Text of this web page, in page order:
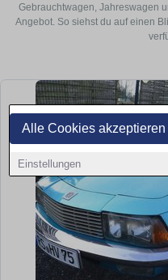
Alle Cookies akzeptieren
Einstellungen
Gebrauchtwagen, Jahreswagen
Angebot. So siehst du auf einen